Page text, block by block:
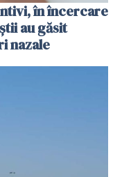
în încercare
au găsit
nazale